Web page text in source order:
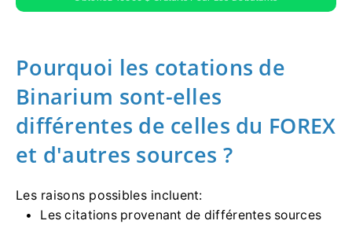
Pourquoi les cotations de
Binarium sont-elles
différentes de celles du FOREX
et d'autres sources ?
Les raisons possibles incluent:
Les citations provenant de différentes sources